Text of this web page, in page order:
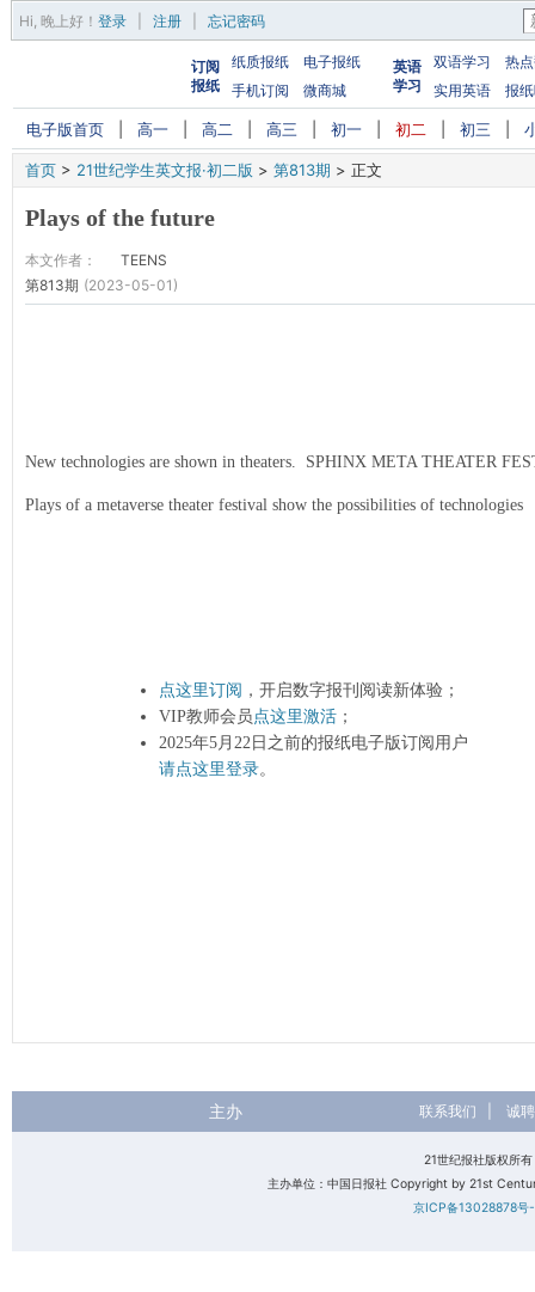
Hi, 晚上好 ！ 登录 注册 忘记密码
订阅
报纸
纸质报纸
电子报纸
手机订阅
微商城
英语
学习
双语学习
热
实用英语
报
电子版首页 高一 高二 高三 初一 初二 初三
首页 > 21世纪学生英文报·初二版 > 第813期 > 正文
Plays of the future
本文作者：
TEENS
第813期 (2023-05-01)
New technologies are shown in theaters. SPHINX META THEATER
Plays of a metaverse theater festival show the possibilities of technologies
点这里订阅 ，开启数字报刊阅读新体验；
VIP教师会员点这里激活 ；
2025年5月22日之前的报纸电子版订阅用户
请点这里登录。
主办 联系我们 诚
21世纪报社版权所
主办单位：中国日报社 Copyright by 21st
京ICP备13028878号